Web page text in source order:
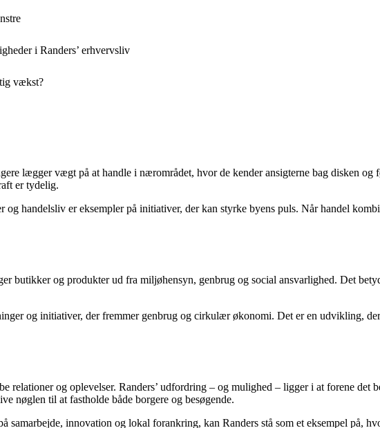
i Randers’ erhvervsliv
vækst?
lægger vægt på at handle i nærområdet, hvor de kender ansigterne bag disken
er tydelig.
handelsliv er eksempler på initiativer, der kan styrke byens puls. Når handel
butikker og produkter ud fra miljøhensyn, genbrug og social ansvarlighed. Det
og initiativer, der fremmer genbrug og cirkulær økonomi. Det er en udvikling,
relationer og oplevelser. Randers’ udfordring – og mulighed – ligger i at forene det
nøglen til at fastholde både borgere og besøgende.
innovation og lokal forankring, kan Randers stå som et eksempel på,